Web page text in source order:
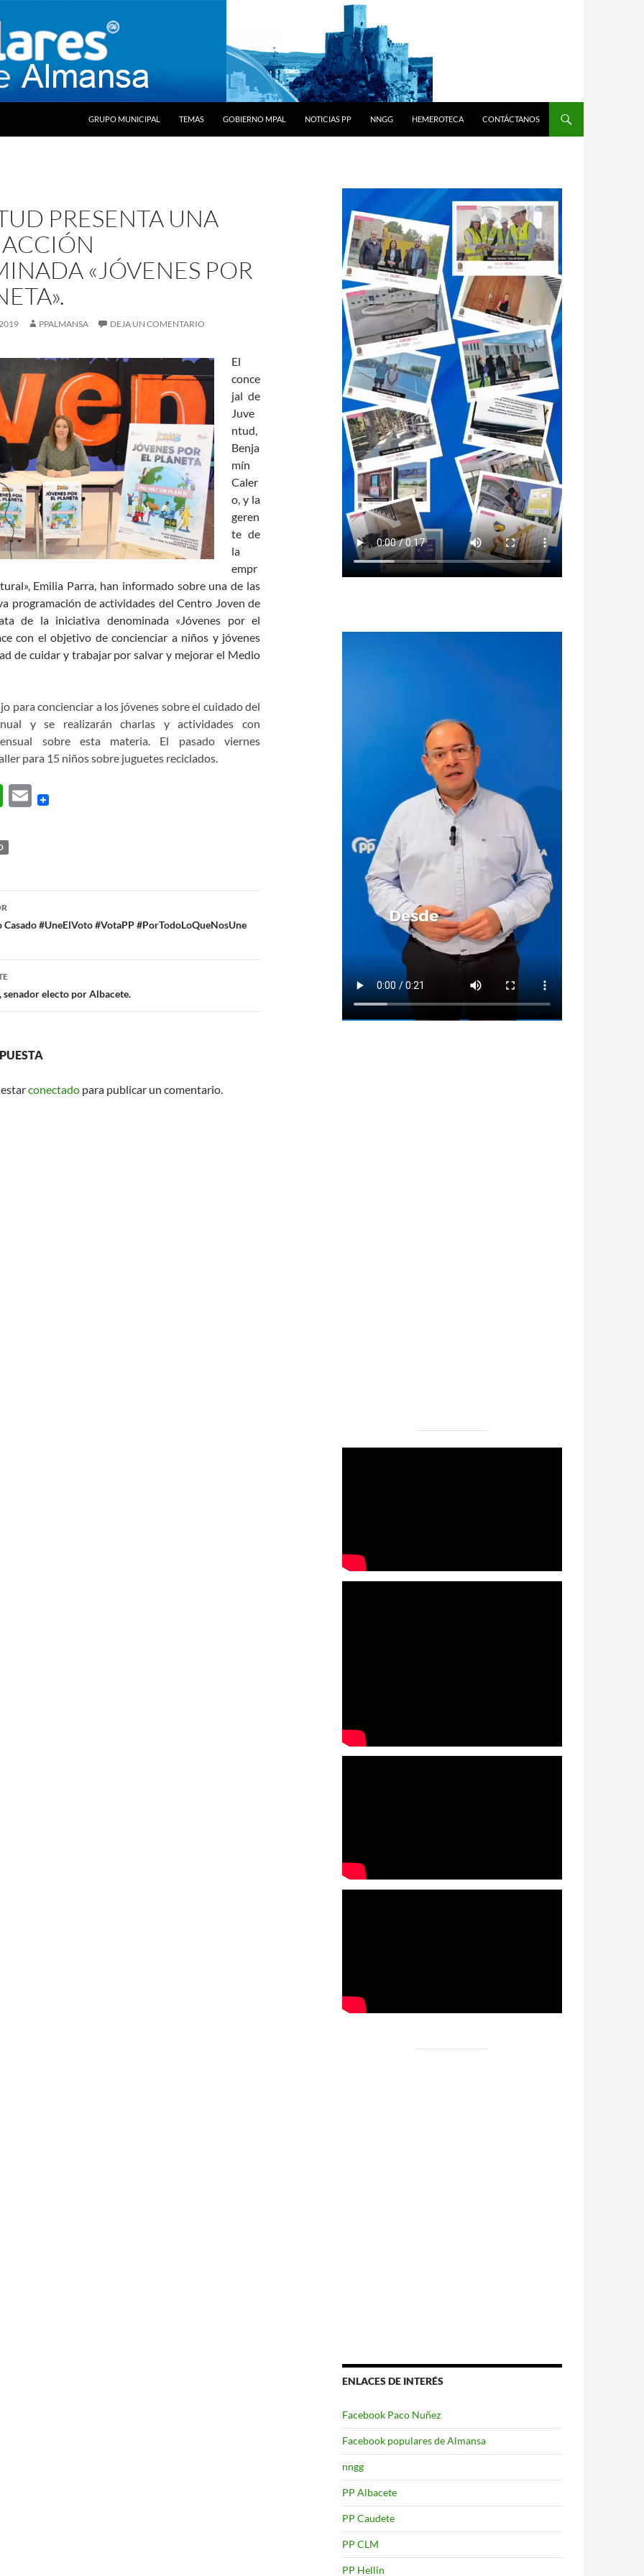
GRUPO MUNICIPAL
TEMAS GOBIERNO MPAL NOTICIAS PP NNGG HEMEROTECA CONTÁCTANOS
PRESENTA UNA
«JÓVENES POR
PPALMANSA DEJA UN COMENTARIO
El
conce
jal de
Juve
ntud,
Benja
mín
Caler
o, y la
geren
te de
la
empr
Emilia Parra, han informado sobre una de las
programación de actividades del Centro Joven de
de la iniciativa denominada «Jóvenes por el
con el objetivo de concienciar a niños y jóvenes
de cuidar y trabajar por salvar y mejorar el Medio
para concienciar a los jóvenes sobre el cuidado del
y se realizarán charlas y actividades con
sobre esta materia. El pasado viernes
para 15 niños sobre juguetes reciclados.
W
at
s
A
p
p
E
#UneElVoto #VotaPP #PorTodoLoQueNosUne
senador electo por Albacete.
conectado para publicar un comentario.
ENLACES DE INTERÉS
Facebook Paco Nuñez
Facebook populares de Almansa
nngg
PP Albacete
PP Caudete
PP CLM
PP Hellin